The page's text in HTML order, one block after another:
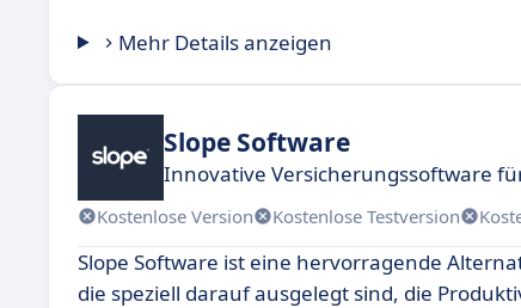
Mehr Details anzeigen
Slope Software
Innovative Versicherungssoftware
Kostenlose Version Kostenlose Testversion
Slope Software ist eine hervorragende
die speziell darauf ausgelegt sind, die